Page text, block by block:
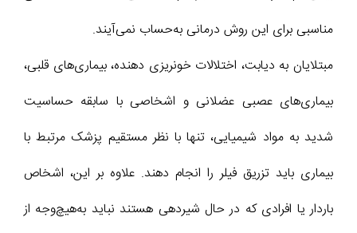
مناسبی برای این روش درمانی به‌حساب نمی‌آیند.
مبتلایان به دیابت، اختلالات خونریزی دهنده، بیماری‌های قلبی،
بیماری‌های عصبی عضلانی و اشخاصی با سابقه حساسیت
شدید به مواد شیمیایی، تنها با نظر مستقیم پزشک مرتبط با
بیماری باید تزریق فیلر را انجام دهند. علاوه بر این، اشخاص
باردار یا افرادی که در حال شیردهی هستند نباید به‌هیچ‌وجه از